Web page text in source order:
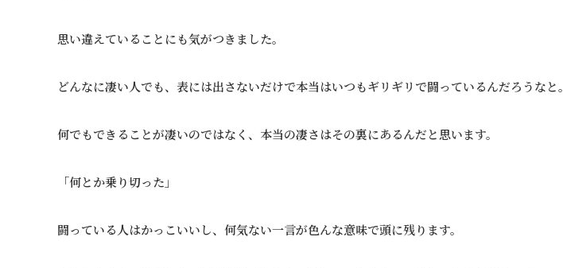
思い違えていることにも気がつきました。
どんなに凄い人でも、表には出さないだけで本当はいつもギリギリで闘っているんだろうなと。
何でもできることが凄いのではなく、本当の凄さはその裏にあるんだと思います。
「何とか乗り切った」
闘っている人はかっこいいし、何気ない一言が色んな意味で頭に残ります。